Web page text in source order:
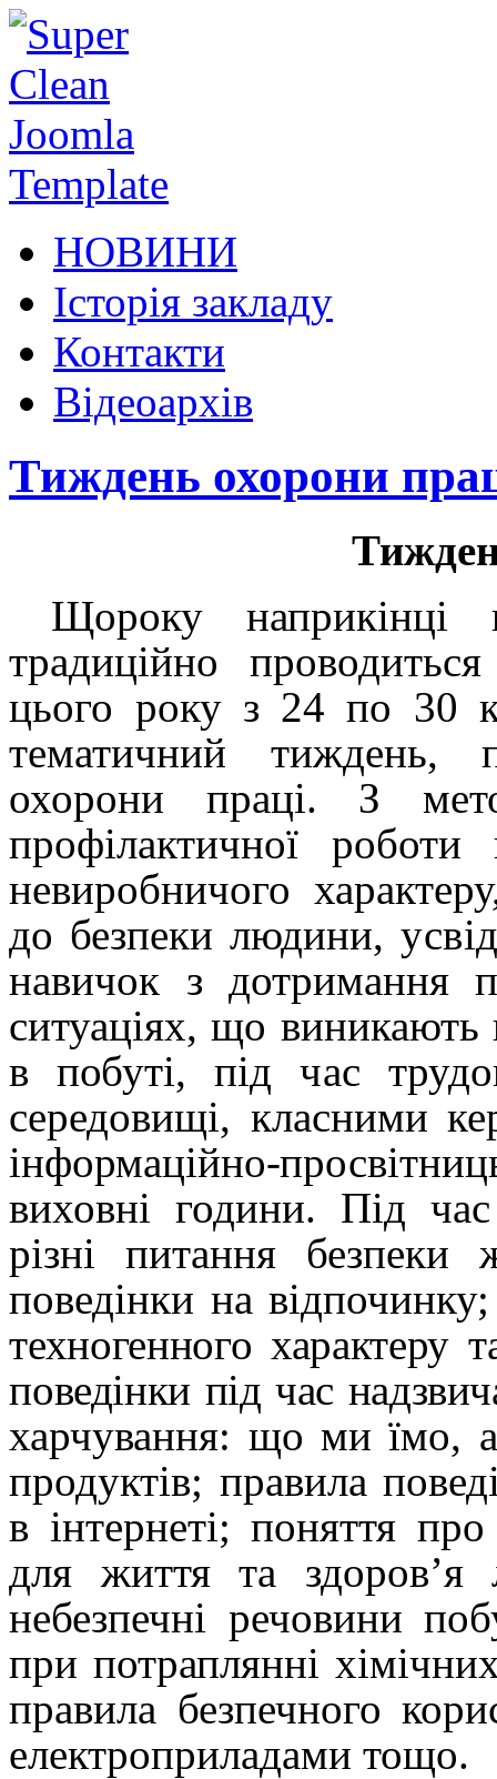
НОВИНИ
Історія закладу
Контакти
Відеоархів
Тиждень охорони
Щороку
традиційно
цього року з 24 по 30
тематичний тиждень,
охорони праці. З
профілактичної
невиробничого
до безпеки людини,
навичок з дотримання
ситуаціях, що
в побуті, під час
середовищі,класними
інформаційно-
виховні години. Під
різні питання безпеки
поведінки на
техногенного характеру
поведінки під час
харчування: що ми їмо,
продуктів; правила
в інтернеті; поняття про
для життя та
небезпечні речовини
при потраплянні
правила безпечного
електроприладами тощо.